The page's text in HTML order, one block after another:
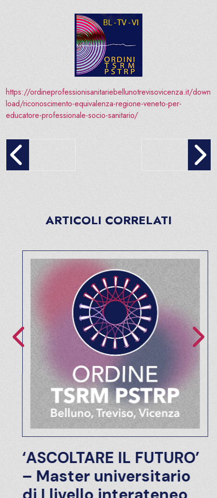
https://ordineprofessionisanitariebellunotrevisovicenza.it/down
load/riconoscimento-equivalenza-regione-veneto-per-
educatore-professionale-socio-sanitario/
INDICAZIONI AI TERAPISTI OCCUPAZIONALI IN
EMERGENZA
ARTICOLI CORRELATI
‘ASCOLTARE IL FUTURO’
– Master universitario